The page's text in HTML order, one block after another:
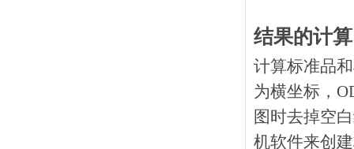
结果的计算
计算标准品
为横坐标，
图时去掉空
机软件来创